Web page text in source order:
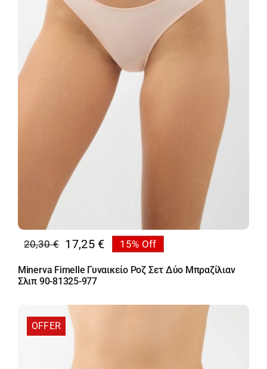
20,30€
Original
price
was:
17,25 €
Η
τρέχουσα
τιμή
15% Off
Minerva Fimelle Γυναικείο Ροζ Σετ Δύο Μπραζίλιαν
Σλιπ 90-81325-977
OFFER